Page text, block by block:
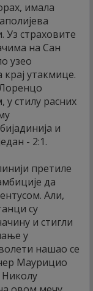
имала
Уз страховите
на Сан
узео
утакмице.
у стилу расних
и
- 2:1.
претиле
да
Али,
су
и стигли
у
нашао се
Маурицио